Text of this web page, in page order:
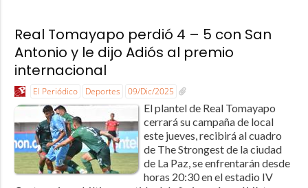
Real Tomayapo perdió 4 – 5 con San
Antonio y le dijo Adiós al premio
internacional
El Periódico Deportes 09/Dic/2025
El plantel de Real Tomayapo
cerrará su campaña de local
este jueves, recibirá al cuadro
de The Strongest de la ciudad
de La Paz, se enfrentarán desde
horas 20:30 en el estadio IV